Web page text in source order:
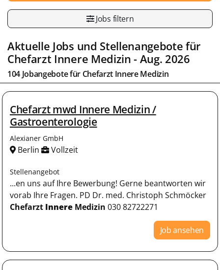
Jobs filtern
Aktuelle Jobs und Stellenangebote für
Chefarzt Innere Medizin- Aug. 2026
104 Jobangebote für Chefarzt Innere Medizin
Chefarzt mwd Innere Medizin /
Gastroenterologie
Alexianer GmbH
Berlin Vollzeit
Stellenangebot
...en uns auf Ihre Bewerbung! Gerne beantworten wir
vorab Ihre Fragen. PD Dr. med. Christoph Schmöcker
Chefarzt Innere Medizin 030 82722271
Job ansehen